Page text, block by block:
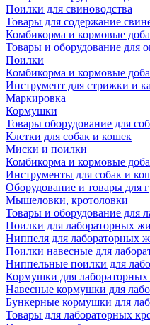
Поилки для свиноводства
Товары для содержание
Комбикорма и кормовые
Товары и оборудование для
Поилки
Комбикорма и кормовые
Инструмент для стрижки и
Маркировка
Кормушки
Товары оборудование для
Клетки для собак и кошек
Миски и поилки
Комбикорма и кормовые
Инструменты для собак и
Оборудование и товары для
Мышеловки, кротоловки
Товары и оборудование для
Поилки для лабораторных
Ниппеля для лабораторных
Поилки навесные для
Ниппельные поилки для
Кормушки для
Навесные кормушки для
Бункерные кормушки для
Товары для лабораторных